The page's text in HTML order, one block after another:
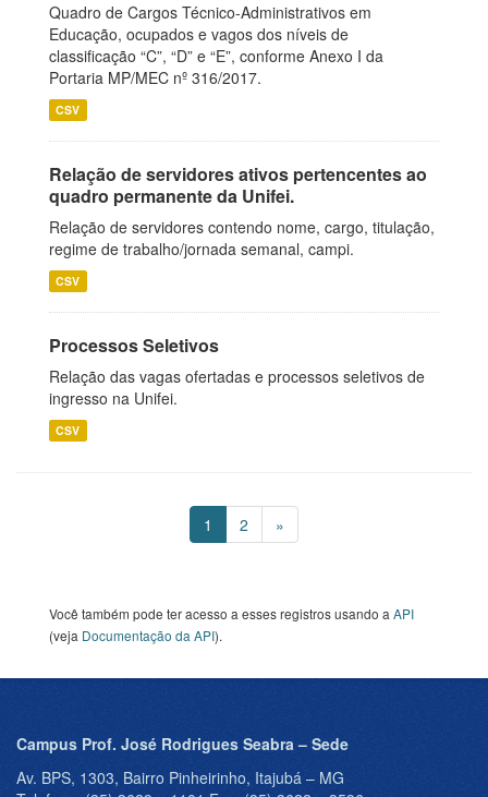
Quadro de Cargos Técnico-Administrativos em
Educação, ocupados e vagos dos níveis de
classificação “C”, “D” e “E”, conforme Anexo I da
Portaria MP/MEC nº 316/2017.
CSV
Relação de servidores ativos pertencentes ao
quadro permanente da Unifei.
Relação de servidores contendo nome, cargo, titulação,
regime de trabalho/jornada semanal, campi.
CSV
Processos Seletivos
Relação das vagas ofertadas e processos seletivos de
ingresso na Unifei.
CSV
1 2 »
Você também pode ter acesso a esses registros usando a API
(veja Documentação da API).
Campus Prof. José Rodrigues Seabra – Sede
Av. BPS, 1303, Bairro Pinheirinho, Itajubá – MG